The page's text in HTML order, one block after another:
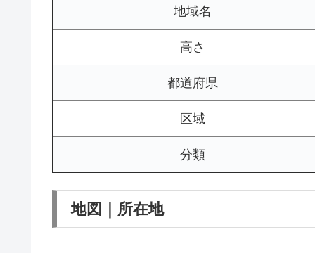
地域名
高さ
都道府県
区域
分類
地図｜所在地